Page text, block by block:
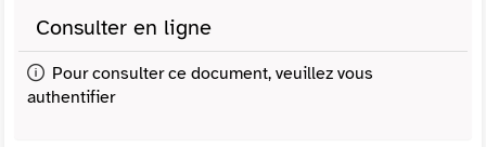
Consulter en ligne
Pour consulter ce document, veuillez vous
authentifier